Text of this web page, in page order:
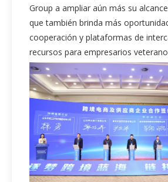
Group a ampliar aún más su
que también brinda más
cooperación y plataformas de
recursos para empresarios